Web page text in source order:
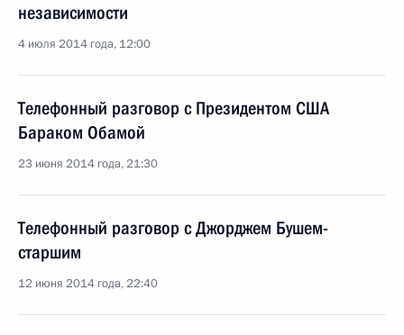
независимости
4 июля 2014 года, 12:00
Телефонный разговор с Президентом США
Бараком Обамой
23 июня 2014 года, 21:30
Телефонный разговор с Джорджем Бушем-
старшим
12 июня 2014 года, 22:40